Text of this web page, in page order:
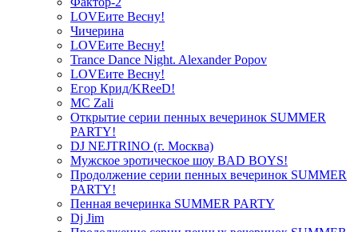
LOVEите Весну!
Чичерина
LOVEите Весну!
Trance Dance Night. Alexander Popov
LOVEите Весну!
Егор Крид/KReeD!
MC Zali
Открытие серии пенных вечеринок SUMMER
PARTY!
DJ NEJTRINO (г. Москва)
Мужское эротическое шоу BAD BOYS!
Продолжение серии пенных вечеринок SUMMER
PARTY!
Пенная вечеринка SUMMER PARTY
Dj Jim